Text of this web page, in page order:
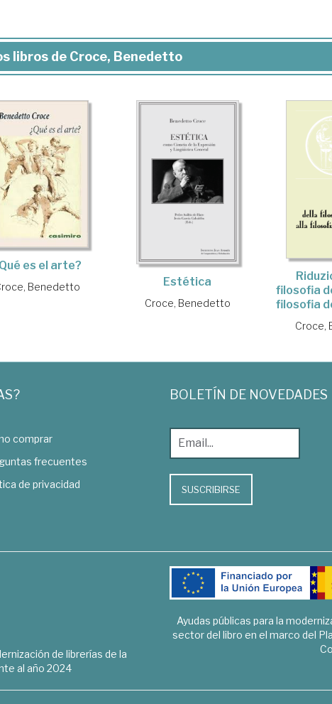
libros de Croce, Benedetto
es el arte?
Benedetto Estética
Croce, Benedetto
filosofia
filosofia
Croce,
comprar
frecuentes
de privacidad
BOLETÍN DE NOVEDADES
SUSCRIBIRSE
de librerías de la
al año 2024
Ayudas públicas para la
sector del libro en el marco del